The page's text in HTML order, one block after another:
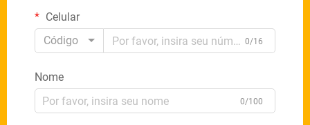
Celular
Código
0/16
Nome
0/100